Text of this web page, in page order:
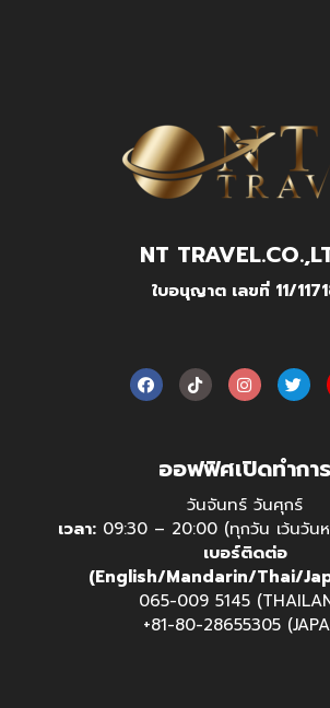
NT
ใบอนุญาต เลขที่ 11/
ออฟฟิศเปิดทำการ
วันจันทร์ วันศุกร์
เวลา: 09:30 – 20:00 (ทุกวัน เว้นวั
เบอร์ติดต่อ
(English/Mandarin/Thai/
065-009 5145
+81-80-28655305